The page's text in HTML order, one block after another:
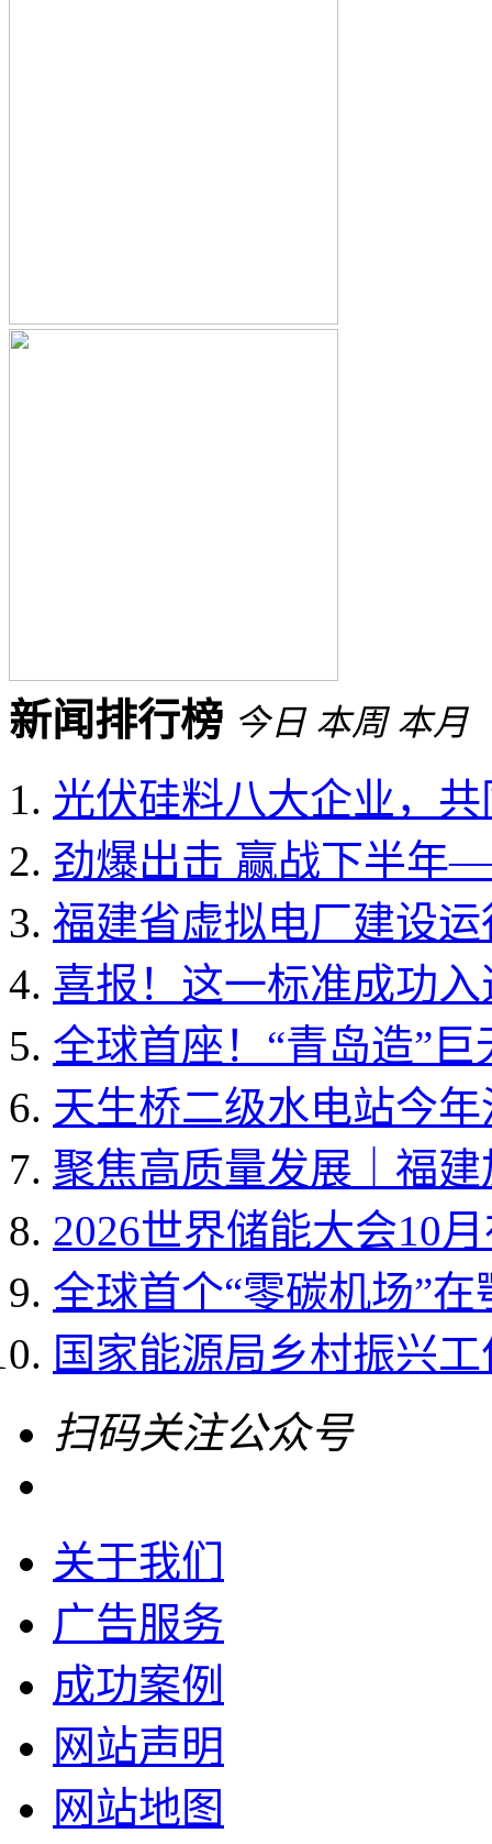
新闻排行榜 今日 本周 本月
光伏硅料八大企业，
劲爆出击 赢战下半年
福建省虚拟电厂建设
喜报！这一标准成功
全球首座！“青岛造”
天生桥二级水电站今
聚焦高质量发展｜福
2026世界储能大会10
全球首个“零碳机场”
国家能源局乡村振兴
扫码关注公众号
关于我们
广告服务
成功案例
网站声明
网站地图